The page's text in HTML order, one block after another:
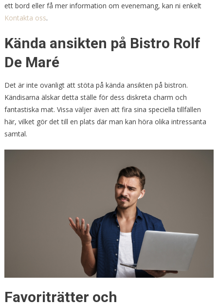
ett bord eller få mer information om evenemang, kan ni enkelt
Kontakta oss.
Kända ansikten på Bistro Rolf
De Maré
Det är inte ovanligt att stöta på kända ansikten på bistron.
Kändisarna älskar detta ställe för dess diskreta charm och
fantastiska mat. Vissa väljer även att fira sina speciella tillfällen
här, vilket gör det till en plats där man kan höra olika intressanta
samtal.
Favoriträtter och